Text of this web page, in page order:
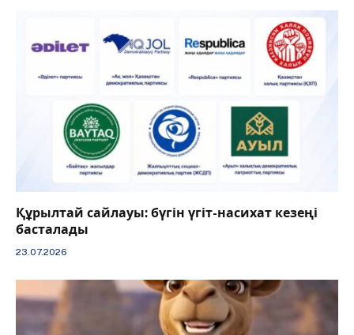
Құрылтай сайлауы: бүгін үгіт-насихат кезеңі
басталады
23.07.2026